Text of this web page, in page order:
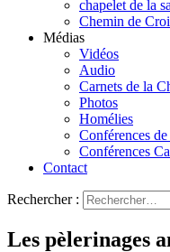
chapelet de la
Chemin de
Médias
Vidéos
Audio
Carnets de la
Photos
Homélies
Conférences
Conférences
Contact
Rechercher :
Les pèlerinages